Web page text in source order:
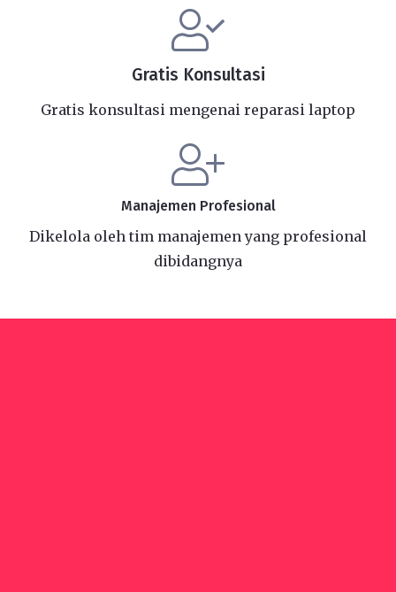
Gratis Konsultasi
Gratis konsultasi mengenai reparasi laptop
Manajemen Profesional
Dikelola oleh tim manajemen yang profesional
dibidangnya